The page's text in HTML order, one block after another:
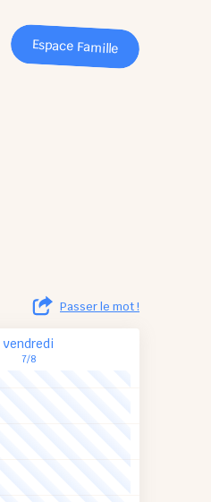
Espace Famille
Passer le mot !
vendredi
7/8